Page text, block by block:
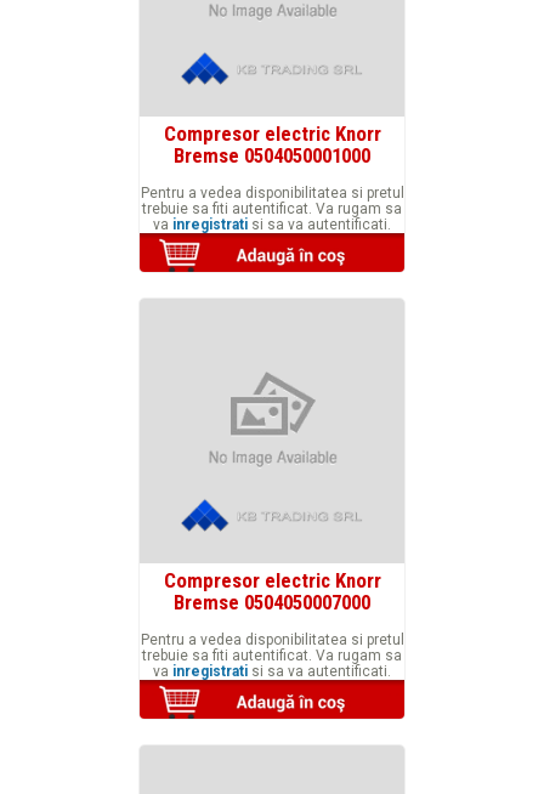
Compresor electric Knorr
Bremse 0504050001000
Pentru a vedea disponibilitatea si pretul
trebuie sa fiti autentificat. Va rugam sa
va inregistrati si sa va autentificati.
Compresor electric Knorr
Bremse 0504050007000
Pentru a vedea disponibilitatea si pretul
trebuie sa fiti autentificat. Va rugam sa
va inregistrati si sa va autentificati.